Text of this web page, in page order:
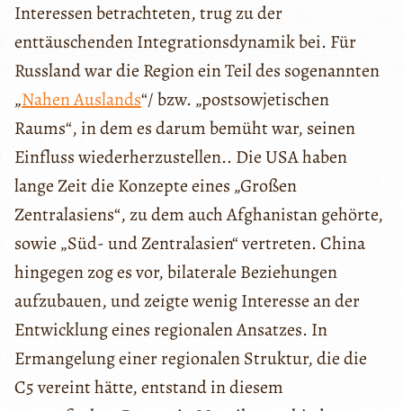
Interessen betrachteten, trug zu der
enttäuschenden Integrationsdynamik bei. Für
Russland war die Region ein Teil des sogenannten
„Nahen Auslands“/ bzw. „postsowjetischen
Raums“, in dem es darum bemüht war, seinen
Einfluss wiederherzustellen.. Die USA haben
lange Zeit die Konzepte eines „Großen
Zentralasiens“, zu dem auch Afghanistan gehörte,
sowie „Süd- und Zentralasien“ vertreten. China
hingegen zog es vor, bilaterale Beziehungen
aufzubauen, und zeigte wenig Interesse an der
Entwicklung eines regionalen Ansatzes. In
Ermangelung einer regionalen Struktur, die die
C5 vereint hätte, entstand in diesem